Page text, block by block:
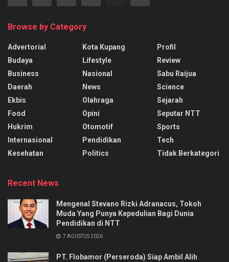
Browse by Category
Advertorial
Budaya
Business
Daerah
Ekbis
Food
Hukrim
Internasional
Kesehatan
Kota Kupang
Lifestyle
Nasional
News
Olahraga
Opini
Otomotif
Pendidikan
Politics
Profil
Review
Sabu Raijua
Science
Sejarah
Seputar NTT
Sports
Tech
Tidak Berkategori
Recent News
Mengenal Stevano Rizki Adranacus, Tokoh
Muda Yang Punya Kepedulian Bagi Dunia
Pendidikan di NTT
7 AGUSTUS 2026
PT. Flobamor (Perseroda) Siap Ambil Alih